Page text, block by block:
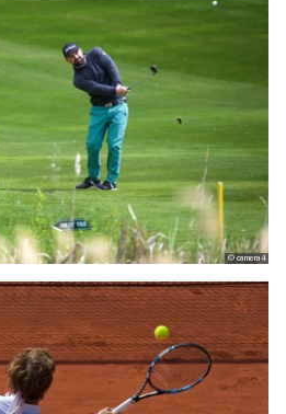
12107 Berlin
, 14193 Berlin
© camera4